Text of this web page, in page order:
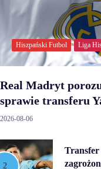
Hiszpański Futbol Liga
Real Madryt
sprawie transferu
2026-08-06